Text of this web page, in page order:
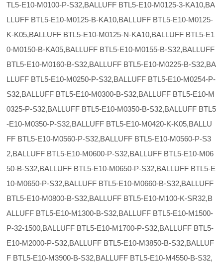
TL5-E10-M0100-P-S32,BALLUFF BTL5-E10-M0125-3-KA10,BA
LLUFF BTL5-E10-M0125-B-KA10,BALLUFF BTL5-E10-M0125-
K-K05,BALLUFF BTL5-E10-M0125-N-KA10,BALLUFF BTL5-E1
0-M0150-B-KA05,BALLUFF BTL5-E10-M0155-B-S32,BALLUFF
BTL5-E10-M0160-B-S32,BALLUFF BTL5-E10-M0225-B-S32,BA
LLUFF BTL5-E10-M0250-P-S32,BALLUFF BTL5-E10-M0254-P-
S32,BALLUFF BTL5-E10-M0300-B-S32,BALLUFF BTL5-E10-M
0325-P-S32,BALLUFF BTL5-E10-M0350-B-S32,BALLUFF BTL5
-E10-M0350-P-S32,BALLUFF BTL5-E10-M0420-K-K05,BALLU
FF BTL5-E10-M0560-P-S32,BALLUFF BTL5-E10-M0560-P-S3
2,BALLUFF BTL5-E10-M0600-P-S32,BALLUFF BTL5-E10-M06
50-B-S32,BALLUFF BTL5-E10-M0650-P-S32,BALLUFF BTL5-E
10-M0650-P-S32,BALLUFF BTL5-E10-M0660-B-S32,BALLUFF
BTL5-E10-M0800-B-S32,BALLUFF BTL5-E10-M100-K-SR32,B
ALLUFF BTL5-E10-M1300-B-S32,BALLUFF BTL5-E10-M1500-
P-32-1500,BALLUFF BTL5-E10-M1700-P-S32,BALLUFF BTL5-
E10-M2000-P-S32,BALLUFF BTL5-E10-M3850-B-S32,BALLUF
F BTL5-E10-M3900-B-S32,BALLUFF BTL5-E10-M4550-B-S32,